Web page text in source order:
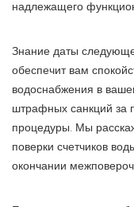
надлежащего
Знание даты
обеспечит вам
водоснабжения в
штрафных санкций за
процедуры. Мы
поверки счетчиков
окончании